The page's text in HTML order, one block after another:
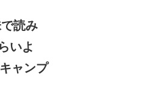
読み
いよ
ャンプ